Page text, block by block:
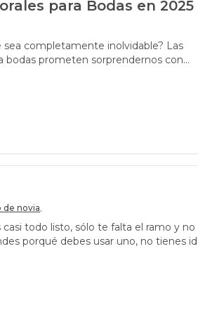
para Bodas en 2025
completamente inolvidable? Las
bodas prometen sorprendernos con
de novia,
todo listo, sólo te falta el ramo y no
porqué debes usar uno, no tienes
poco y que escojas de nuestro